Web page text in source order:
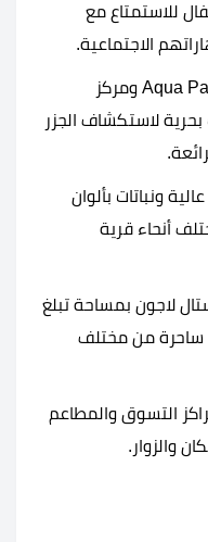
للاستمتاع مع
الاجتماعية.
أنشطة شاطئية ومائية مثل Aqua Park ومركز
بحرية لاستكشاف الجزر
ونباتات بألوان
أنحاء قرية
لاجون بمساحة تبلغ
ساحرة من مختلف
التسوق والمطاعم
والزوار.